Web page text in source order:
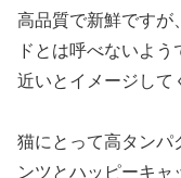
高品質で新鮮ですが
ドとは呼べないよ
近いとイメージして
猫にとって高タンパ
ンツとハッピーキャ